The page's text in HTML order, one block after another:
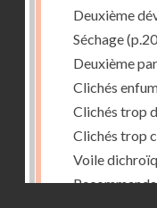
Deuxième
Séchage
Deuxième
Clichés
Clichés trop
Clichés trop
Voile